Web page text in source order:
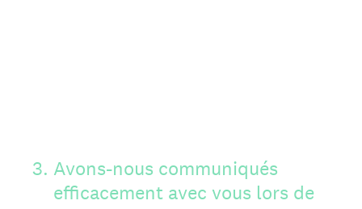
3. Avons-nous communiqués
efficacement avec vous lors de